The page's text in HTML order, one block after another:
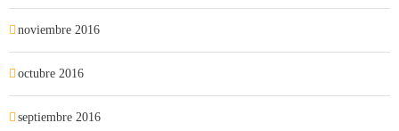
noviembre 2016
octubre 2016
septiembre 2016